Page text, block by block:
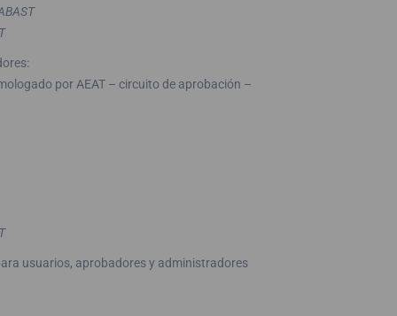
por AEAT – circuito de aprobación –
usuarios, aprobadores y administradores